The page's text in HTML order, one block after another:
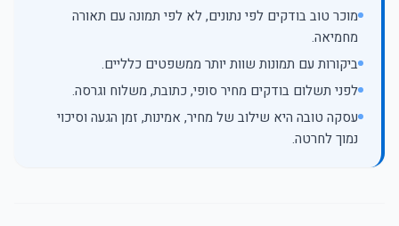
מוכר טוב בודקים לפי נתונים, לא לפי תמונה עם תאורה
מחמיאה.
ביקורות עם תמונות שוות יותר ממשפטים כלליים.
לפני תשלום בודקים מחיר סופי, כתובת, משלוח וגרסה.
עסקה טובה היא שילוב של מחיר, אמינות, זמן הגעה וסיכוי
נמוך לחרטה.